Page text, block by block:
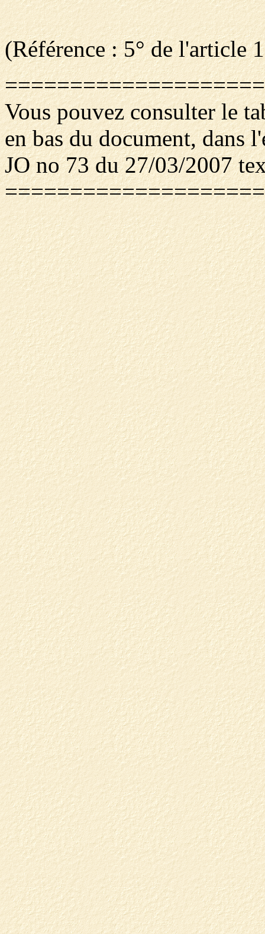
(Référence : 5° de l'article
Vous pouvez consulter le
en bas du document, dans
JO no 73 du 27/03/2007